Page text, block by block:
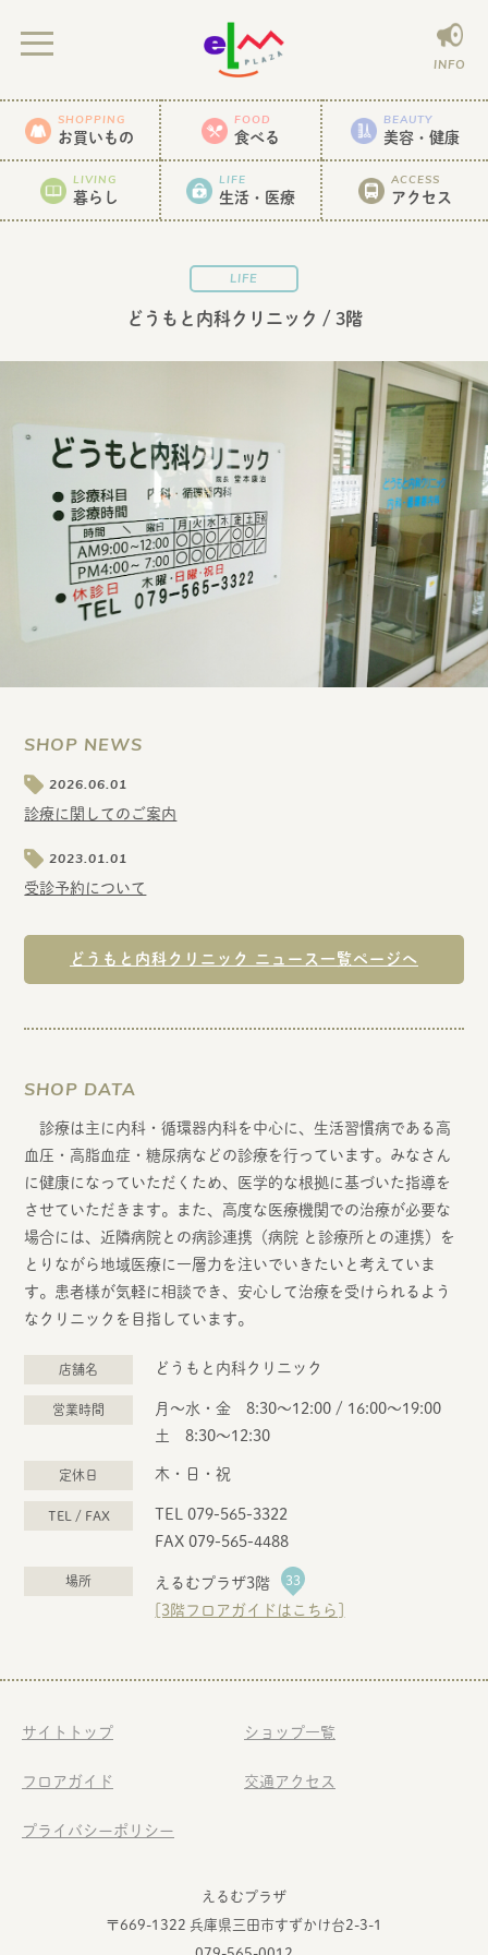
INFO
SHOPPING
お買いもの
FOOD
食べる
BEAUTY
美容・健康
LIVING
暮らし
LIFE
生活・医療
ACCESS
アクセス
LIFE
どうもと内科クリニック / 3階
SHOP NEWS
2026.06.01
診療に関してのご案内
2023.01.01
受診予約について
どうもと内科クリニック ニュース一覧ページへ
SHOP DATA
診療は主に内科・循環器内科を中心に、生活習慣病である高
血圧・高脂血症・糖尿病などの診療を行っています。みなさん
に健康になっていただくため、医学的な根拠に基づいた指導を
させていただきます。また、高度な医療機関での治療が必要な
場合には、近隣病院との病診連携（病院 と診療所との連携）を
とりながら地域医療に一層力を注いでいきたいと考えていま
す。患者様が気軽に相談でき、安心して治療を受けられるよう
なクリニックを目指しています。
店舗名 どうもと内科クリニック
営業時間
月〜水・金 8:30〜12:00 / 16:00〜19:00
土 8:30〜12:30
定休日 木・日・祝
TEL / FAX
TEL 079-565-3322
FAX 079-565-4488
場所 えるむプラザ3階 33
[3階フロアガイドはこちら]
サイトトップ ショップ一覧
フロアガイド 交通アクセス
プライバシーポリシー
えるむプラザ
〒669-1322 兵庫県三田市すずかけ台2-3-1